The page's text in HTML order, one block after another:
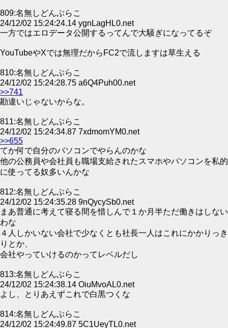
809:名無しどんぶらこ
24/12/02 15:24:24.14 ygnLagHL0.net
一方ではエロデータ公開するってんで大騒ぎになってるぞ
YouTubeやXでは無理だからFC2で流しますは草生える
810:名無しどんぶらこ
24/12/02 15:24:28.75 a6Q4Puh00.net
>>741
勘違いじゃないからな。
811:名無しどんぶらこ
24/12/02 15:24:34.87 7xdmomYM0.net
>>655
てか何で自分のパソコンでやらんのかな
他の公務員や会社員も職場支給されたスマホやパソコンを私的
に使ってる奴多いんかな
812:名無しどんぶらこ
24/12/02 15:24:35.28 9nQycySb0.net
まあ普通に考えて寝る間を惜しんで１か月半ただ働きはしない
わな
４人しかいない会社で少なくとも社長一人はこれにかかりっき
りとか、
会社やっていけるのかってレベルだし
813:名無しどんぶらこ
24/12/02 15:24:38.14 OiuMvoAL0.net
よし、とりあえずこれで白黒つくな
814:名無しどんぶらこ
24/12/02 15:24:49.87 5C1UeyTL0.net